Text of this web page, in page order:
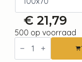
€ 21,79
500 op voorraad
Fotobehang
Pastel